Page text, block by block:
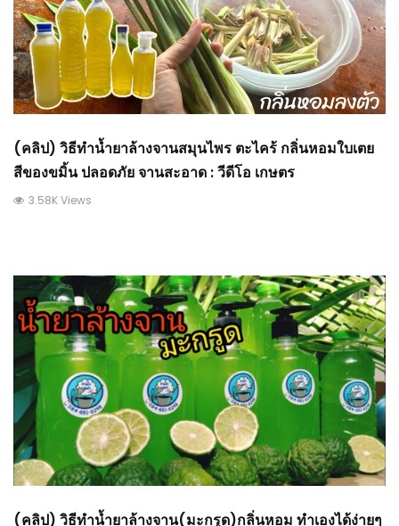
(คลิป) วิธีทำน้ำยาล้างจานสมุนไพร ตะไคร้ กลิ่นหอมใบเตย
สีของขมิ้น ปลอดภัย จานสะอาด : วีดีโอ เกษตร
3.58K Views
(คลิป) วิธีทำน้ำยาล้างจาน(มะกรูด)กลิ่นหอม ทำเองได้ง่ายๆ